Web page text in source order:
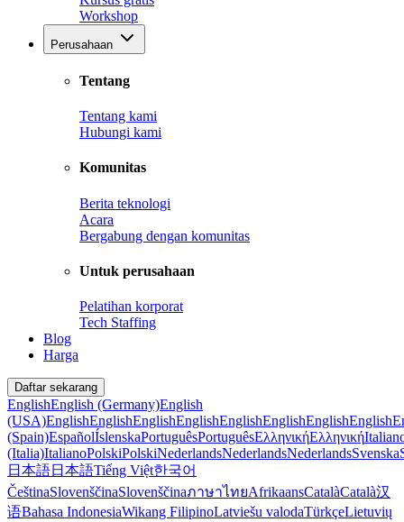
Workshop
Perusahaan
Tentang
Tentang kami
Hubungi kami
Komunitas
Berita teknologi
Acara
Bergabung dengan komunitas
Untuk perusahaan
Pelatihan korporat
Tech Staffing
Blog
Harga
Daftar sekarang
EnglishEnglish (Germany)English
(USA)EnglishEnglishEnglishEnglishEnglishEnglishEnglishEnglish
(Spain)EspañolÍslenskaPortuguêsPortuguêsΕλληνικήΕλληνική
(Italia)ItalianoPolskiPolskiNederlandsNederlandsNederlandsSvenska
日本語日本語Tiếng Việt한국어
ČeštinaSlovenščinaSlovenščinaภาษาไทยAfrikaansCatalàCatalà汉
语Bahasa IndonesiaWikang FilipinoLatviešu valodaTürkçeLietuvių